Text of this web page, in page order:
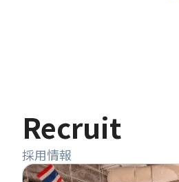
Recruit
採用情報